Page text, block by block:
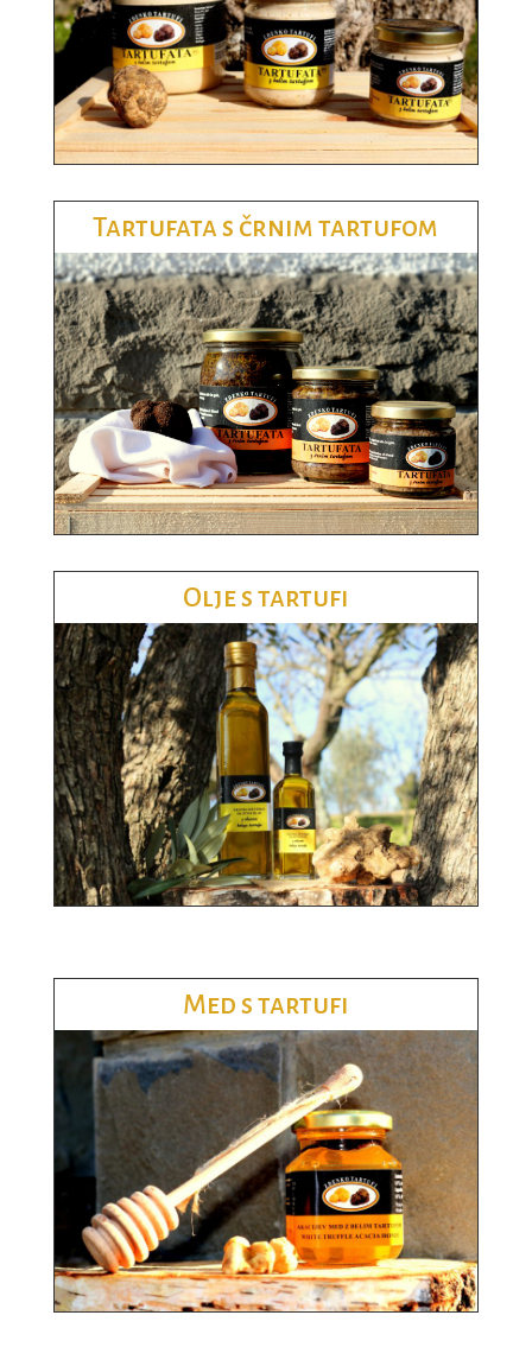
Tartufata s črnim tartufom
Olje s tartufi
Med s tartufi